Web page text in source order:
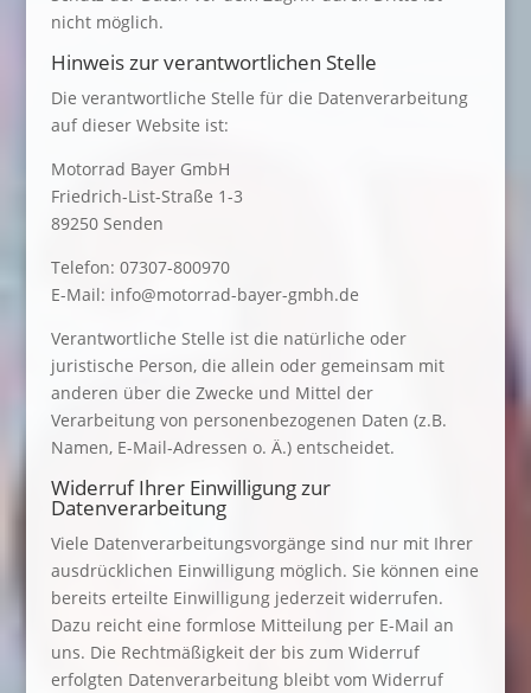
nicht möglich.
Hinweis zur verantwortlichen Stelle
Die verantwortliche Stelle für die Datenverarbeitung
auf dieser Website ist:
Motorrad Bayer GmbH
Friedrich-List-Straße 1-3
89250 Senden
Telefon: 07307-800970
E-Mail: info@motorrad-bayer-gmbh.de
Verantwortliche Stelle ist die natürliche oder
juristische Person, die allein oder gemeinsam mit
anderen über die Zwecke und Mittel der
Verarbeitung von personenbezogenen Daten (z.B.
Namen, E-Mail-Adressen o. Ä.) entscheidet.
Widerruf Ihrer Einwilligung zur
Datenverarbeitung
Viele Datenverarbeitungsvorgänge sind nur mit Ihrer
ausdrücklichen Einwilligung möglich. Sie können eine
bereits erteilte Einwilligung jederzeit widerrufen.
Dazu reicht eine formlose Mitteilung per E-Mail an
uns. Die Rechtmäßigkeit der bis zum Widerruf
erfolgten Datenverarbeitung bleibt vom Widerruf